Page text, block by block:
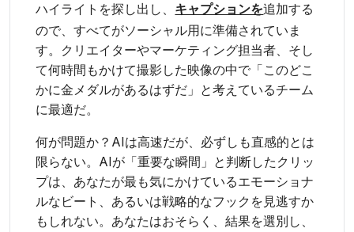
ハイライトを探し出し、 キャプションを追加する
ので、すべてがソーシャル用に準備されていま
す。クリエイターやマーケティング担当者、そし
て何時間もかけて撮影した映像の中で「このどこ
かに金メダルがあるはずだ」と考えているチーム
に最適だ。
何が問題か？AIは高速だが、必ずしも直感的とは
限らない。AIが「重要な瞬間」と判断したクリッ
プは、あなたが最も気にかけているエモーショナ
ルなビート、あるいは戦略的なフックを見逃すか
もしれない。あなたはおそらく、結果を選別し、